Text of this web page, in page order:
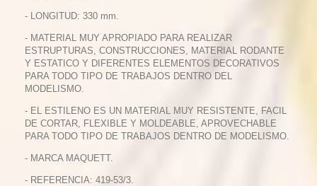
- LONGITUD: 330 mm.
- MATERIAL MUY APROPIADO PARA REALIZAR
ESTRUPTURAS, CONSTRUCCIONES, MATERIAL RODANTE
Y ESTATICO Y DIFERENTES ELEMENTOS DECORATIVOS
PARA TODO TIPO DE TRABAJOS DENTRO DEL
MODELISMO.
- EL ESTILENO ES UN MATERIAL MUY RESISTENTE, FACIL
DE CORTAR, FLEXIBLE Y MOLDEABLE, APROVECHABLE
PARA TODO TIPO DE TRABAJOS DENTRO DE MODELISMO.
- MARCA MAQUETT.
- REFERENCIA: 419-53/3.